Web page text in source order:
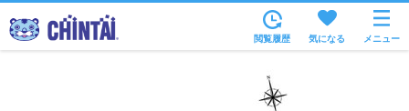
閲覧履歴 気になる メニュー